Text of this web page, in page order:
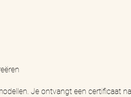
Je ontvangt een certificaat na